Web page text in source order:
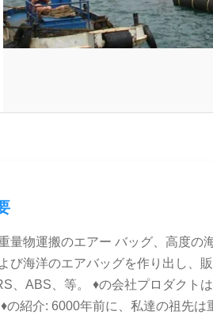
量物運搬のエアー バッグ、高度の
び海洋のエアバッグを作り出し、
、ABS、等。 ♦の会社プロダクト
の紹介: 6000年前に、私達の祖先